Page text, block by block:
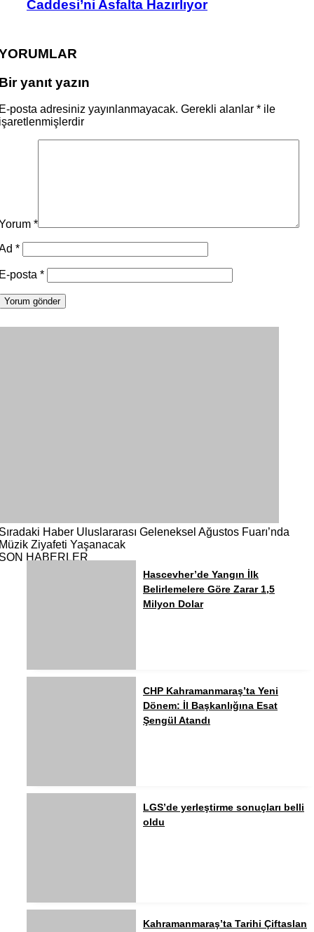
Caddesi’ni Asfalta Hazırlıyor
yanıt yazın
posta adresiniz yayınlanmayacak. Gerekli alanlar * ile
*
*
posta *
Haber Uluslararası Geleneksel Ağustos Fuarı’nda
Ziyafeti Yaşanacak
HABERLER
Hascevher’de Yangın İlk
Belirlemelere Göre Zarar 1,5
Milyon Dolar
CHP Kahramanmaraş’ta Yeni
Dönem: İl Başkanlığına Esat
Şengül Atandı
LGS’de yerleştirme sonuçları belli
oldu
Kahramanmaraş’ta Tarihi Çiftaslan